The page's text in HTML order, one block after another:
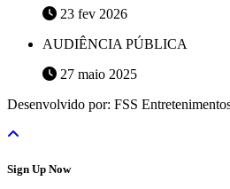
23 fev 2026
AUDIÊNCIA PÚBLICA
27 maio 2025
Desenvolvido por: FSS
Sign Up Now